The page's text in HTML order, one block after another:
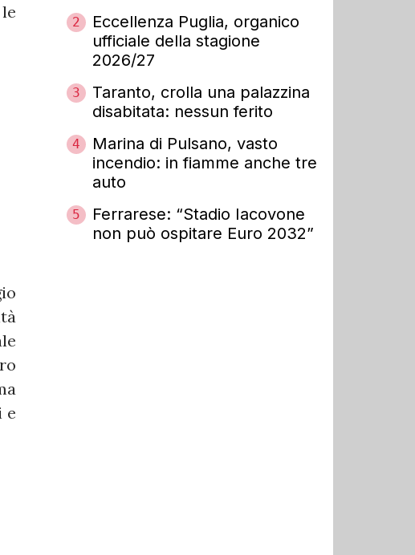
e
2
Eccellenza Puglia, organico
ufficiale della stagione
2026/27
3
Taranto, crolla una palazzina
disabitata: nessun ferito
4
Marina di Pulsano, vasto
incendio: in fiamme anche tre
auto
5
Ferrarese: “Stadio Iacovone
non può ospitare Euro 2032”